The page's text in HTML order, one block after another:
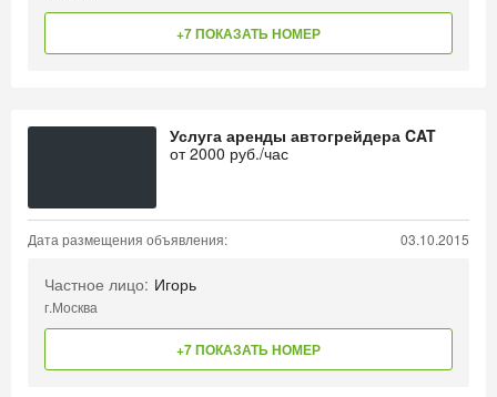
+7 ПОКАЗАТЬ НОМЕР
Услуга аренды автогрейдера CAT
от2000 руб./час
Дата размещения объявления: 03.10.2015
Частное лицо: Игорь
г.Москва
+7 ПОКАЗАТЬ НОМЕР